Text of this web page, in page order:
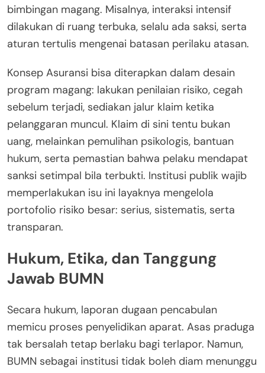
bimbingan magang. Misalnya, interaksi intensif
dilakukan di ruang terbuka, selalu ada saksi, serta
aturan tertulis mengenai batasan perilaku atasan.
Konsep Asuransi bisa diterapkan dalam desain
program magang: lakukan penilaian risiko, cegah
sebelum terjadi, sediakan jalur klaim ketika
pelanggaran muncul. Klaim di sini tentu bukan
uang, melainkan pemulihan psikologis, bantuan
hukum, serta pemastian bahwa pelaku mendapat
sanksi setimpal bila terbukti. Institusi publik wajib
memperlakukan isu ini layaknya mengelola
portofolio risiko besar: serius, sistematis, serta
transparan.
Hukum, Etika, dan Tanggung
Jawab BUMN
Secara hukum, laporan dugaan pencabulan
memicu proses penyelidikan aparat. Asas praduga
tak bersalah tetap berlaku bagi terlapor. Namun,
BUMN sebagai institusi tidak boleh diam menunggu